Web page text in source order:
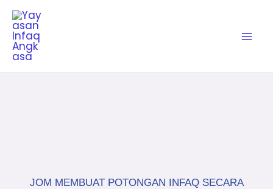
Skip
content
JOM MEMBUAT POTONGAN INFAQ SECARA